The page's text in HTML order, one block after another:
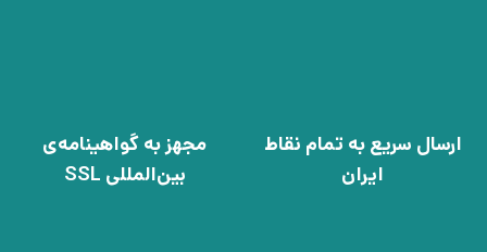
ارسال سریع به تمام نقاط
ایران
مجهز به گواهینامه‌ی
بین‌المللی SSL